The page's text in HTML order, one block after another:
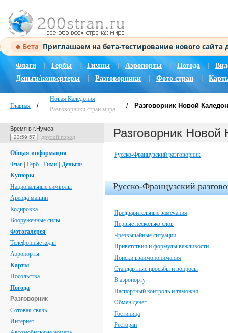
🔥 Бета Приглашаем на бета-тестирование нового
Флаги | Гербы | Гимны | Аэропорты | Погода |
Деньги/конвертеры
| Разговорники | Фото стран |
Главная /
Новая Каледония
Разговорники стран мира
/ Разговорник Новой
Время в г.Нумеа
23:59:58 другой город
Общая информация
Флаг
Герб Гимн
Деньги/
Купюры
Национальные символы
Аренда машин
Кодировка
Вооруженные силы
Фотогалерея
Телефонные коды
Аэропорты
Карты
Посольства
Погода
Разговорник
Сотовая связь
Интернет
Разговорник Новой
Русско-Французский разговорник
Русско-Французский
Предварительные замечания
Первые несколько слов
Чрезвычайные ситуации
Приветствия и формулы вежливости
Поиски взаимопонимания
Стандартные просьбы и вопросы
В аэропорту
Паспортный контроль и таможня
Обмен денег
Гостиница
Ресторан